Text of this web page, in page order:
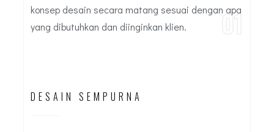
konsep desain secara matang sesuai dengan apa
yang dibutuhkan dan diinginkan klien.
01
DESAIN SEMPURNA